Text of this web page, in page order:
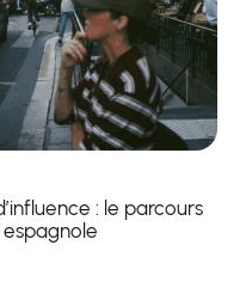
: le parcours